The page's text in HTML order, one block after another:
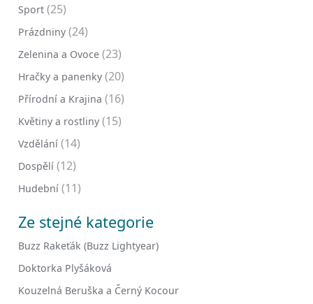
Sport (25)
Prázdniny (24)
Zelenina a Ovoce (23)
Hračky a panenky (20)
Přírodní a Krajina (16)
Květiny a rostliny (15)
Vzdělání (14)
Dospělí (12)
Hudební (11)
Ze stejné kategorie
Buzz Rakeťák (Buzz Lightyear)
Doktorka Plyšáková
Kouzelná Beruška a Černý Kocour